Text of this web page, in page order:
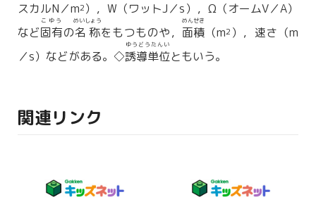
スカルN／m2），W（ワットJ／s），Ω（オームV／A）
など固有
こゆう
の名称
めいしょう
をもつものや， 面積
めんせき
（m2 ），速さ（m
／s）などがある。◇誘導単位
ゆうどうたんい
ともいう。
関連リンク